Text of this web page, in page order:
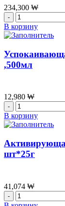
First
Geniture
Emulsion,150
мл
234,300 ₩
Количество
товара
со
стволовыми
The
First
Geniture
Ampoule
Oil,40мл
В корзину
,500мл
12,980 ₩
Количество
товара
Успокаивающая
CICA
EMULSION
В корзину
шт*25г
41,074 ₩
Количество
товара